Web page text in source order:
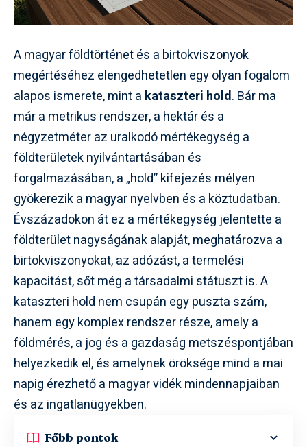
A magyar földtörténet és a birtokviszonyok
megértéséhez elengedhetetlen egy olyan fogalom
alapos ismerete, mint a kataszteri hold. Bár ma
már a metrikus rendszer, a hektár és a
négyzetméter az uralkodó mértékegység a
földterületek nyilvántartásában és
forgalmazásában, a „hold” kifejezés mélyen
gyökerezik a magyar nyelvben és a köztudatban.
Évszázadokon át ez a mértékegység jelentette a
földterület nagyságának alapját, meghatározva a
birtokviszonyokat, az adózást, a termelési
kapacitást, sőt még a társadalmi státuszt is. A
kataszteri hold nem csupán egy puszta szám,
hanem egy komplex rendszer része, amely a
földmérés, a jog és a gazdaság metszéspontjában
helyezkedik el, és amelynek öröksége mind a mai
napig érezhető a magyar vidék mindennapjaiban
és az ingatlanügyekben.
Főbb pontok